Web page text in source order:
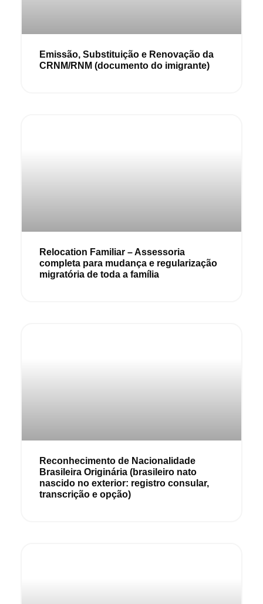
Emissão, Substituição e Renovação da
CRNM/RNM (documento do imigrante)
Relocation Familiar – Assessoria
completa para mudança e regularização
migratória de toda a família
Reconhecimento de Nacionalidade
Brasileira Originária (brasileiro nato
nascido no exterior: registro consular,
transcrição e opção)